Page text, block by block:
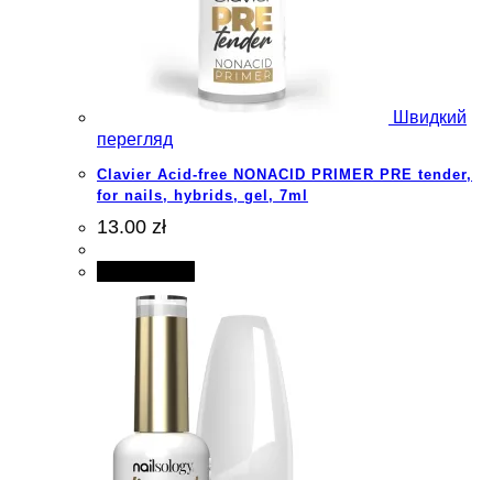
Швидкий
перегляд
Clavier Acid-free NONACID PRIMER PRE tender,
for nails, hybrids, gel, 7ml
13.00 zł